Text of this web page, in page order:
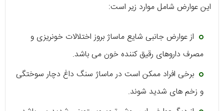
این عوارض شامل موارد زیر است:
از عوارض جانبی شایع ماساژ بروز اختلالات خونریزی و
مصرف داروهای رقیق کننده خون می باشد.
برخی افراد ممکن است در ماساژ سنگ داغ دچار سوختگی
و زخم های شدید شوند.